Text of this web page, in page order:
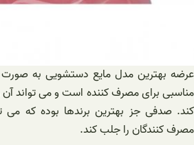
عرضه بهترین مدل مایع دستشویی به صورت
مناسبی برای مصرف کننده است و می تواند آن
کند.‌ صدفی جز بهترین برندها بوده که می
مصرف کنندگان را جلب کند.